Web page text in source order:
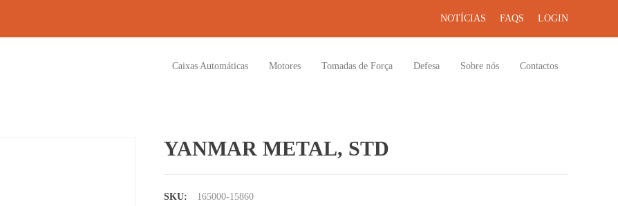
NOTÍCIAS FAQS LOGIN
Caixas Automáticas Motores Tomadas de Força Defesa Sobre nós Contactos
YANMAR METAL, STD
SKU: 165000-15860